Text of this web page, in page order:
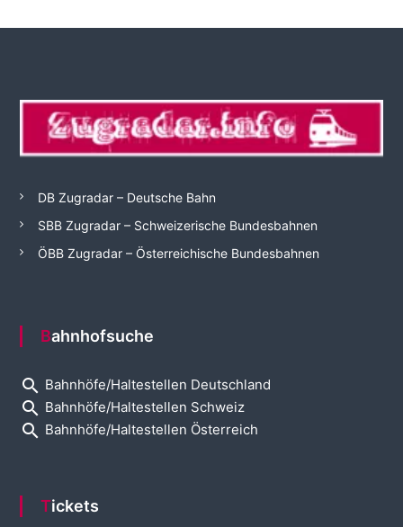
DB Zugradar – Deutsche Bahn
SBB Zugradar – Schweizerische Bundesbahnen
ÖBB Zugradar – Österreichische Bundesbahnen
Bahnhofsuche
search Bahnhöfe/Haltestellen Deutschland
search Bahnhöfe/Haltestellen Schweiz
search Bahnhöfe/Haltestellen Österreich
Tickets